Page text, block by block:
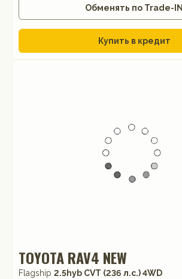
Обменять по Trade-IN
Купить в кредит
TOYOTA RAV4 NEW
Flagship 2.5hyb CVT (236 л.с.) 4WD